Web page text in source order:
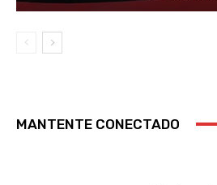
MANTENTE CONECTADO